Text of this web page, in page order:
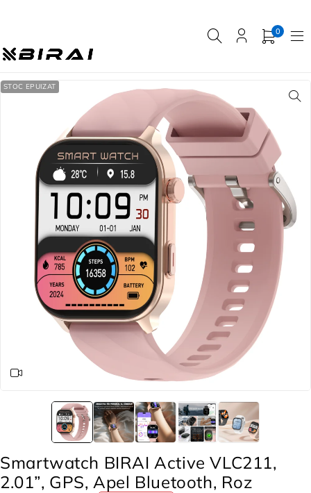
0
STOC EPUIZAT
Smartwatch BIRAI Active VLC211,
2.01”, GPS, Apel Bluetooth, Roz